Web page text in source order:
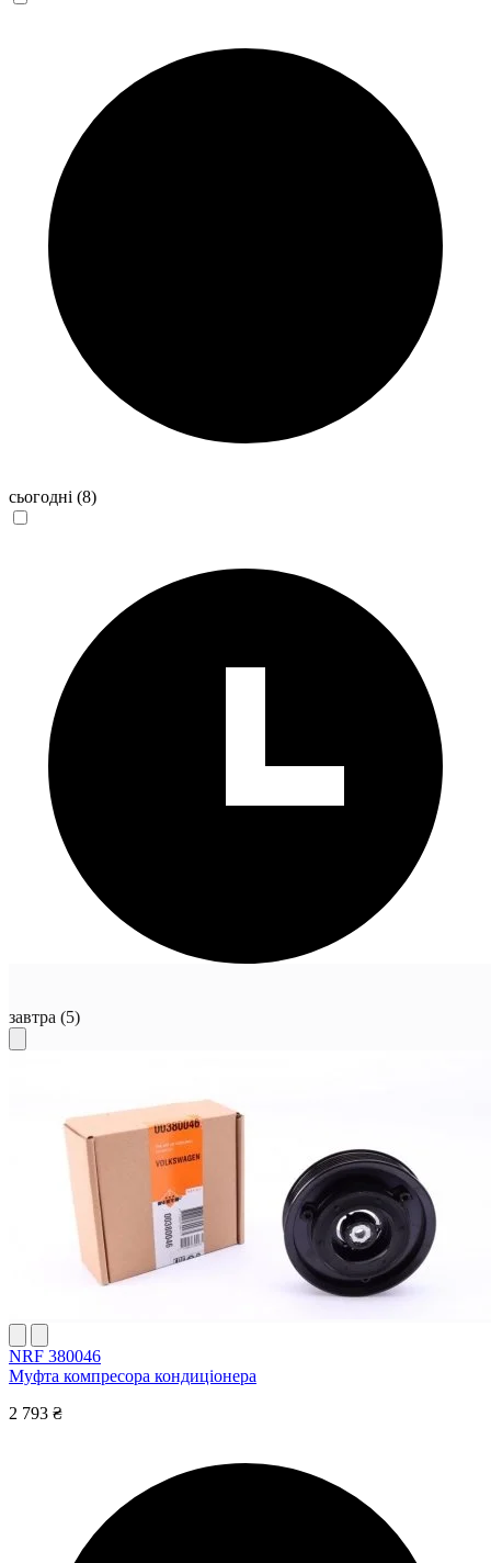
сьогодні (8)
завтра (5)
NRF 380046
Муфта компресора кондиціонера
2 793 ₴